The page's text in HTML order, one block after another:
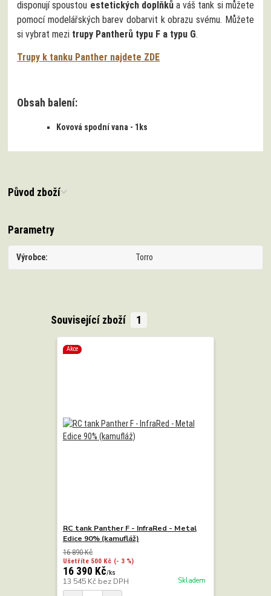
disponují spoustou estetických doplňkůa váš tank si můžete
pomocí modelářských barev dobarvit k obrazu svému. Můžete
si vybrat mezi trupy Pantherů typu F a typu G.
Trupy k tanku Panther najdete ZDE
Obsah balení:
Kovová spodní vana - 1ks
Původ zboží
Parametry
Výrobce Torro
Související zboží 1
Akce
RC tank Panther F - InfraRed - Metal
Edice 90% (kamufláž)
16 890 Kč
Ušetříte 500 Kč (- 3 %)
16 390 Kč/ks
13 545 Kč bez DPH Skladem